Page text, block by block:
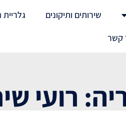
שירותים ותיקונים
קשר
רועי